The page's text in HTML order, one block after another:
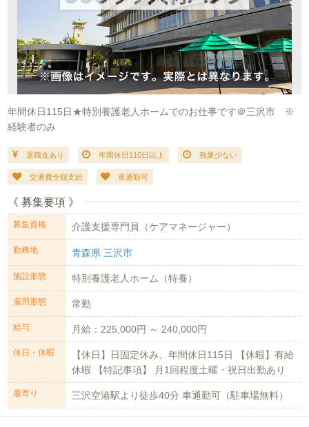
年間休日115日★特別養護老人ホームでのお仕事です＠三沢市 ※
経験者のみ
退職金あり 年間休日110日以上 残業少ない
交通費全額支給 車通勤可
《 募集要項 》
募集資格 介護支援専門員（ケアマネージャー）
勤務地 青森県 三沢市
施設形態 特別養護老人ホーム（特養）
雇用形態 常勤
給与 月給：225,000円 ～ 240,000円
休日・休暇
【休日】日固定休み、年間休日115日 【休暇】有給
休暇 【特記事項】 月1回程度土曜・祝日出勤あり
最寄り 三沢空港駅より徒歩40分 車通勤可（駐車場無料）